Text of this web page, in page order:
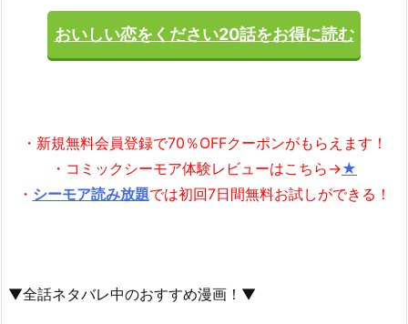
おいしい恋をください20話をお得に読む
・新規無料会員登録で70％OFFクーポンがもらえます！
・コミックシーモア体験レビューはこちら→★
・ シーモア読み放題では初回7日間無料お試しができる！
▼全話ネタバレ中のおすすめ漫画！▼